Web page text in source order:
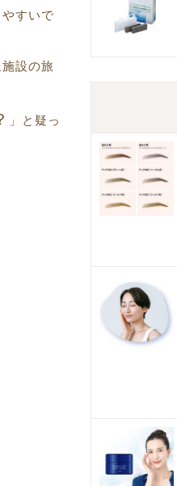
すいで
設の旅
」と疑っ